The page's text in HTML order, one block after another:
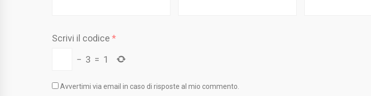
Scrivi il codice *
− 3 = 1
Avvertimi via email in caso di risposte al mio commento.